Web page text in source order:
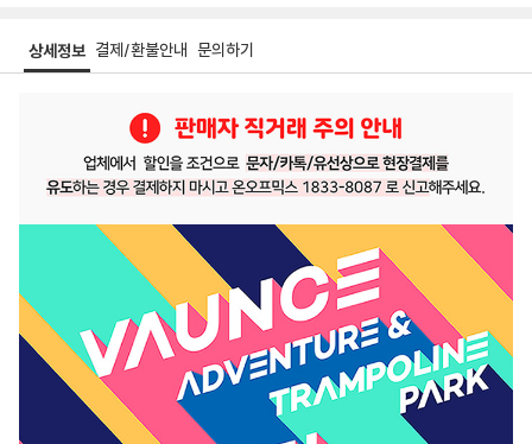
상세정보 결제/환불안내 문의하기